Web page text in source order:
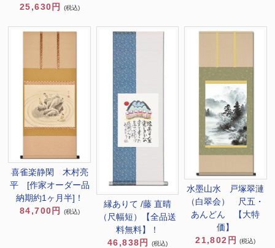
25,630円
(税込)
喜雀楽静閑 木村亮
平 [作家オーダー品
納期約1ヶ月半]！
84,700円
(税込)
縁ありて /藤 直晴
（尺幅短）【全品送
料無料】！
46,838円
(税込)
水墨山水 戸塚翠漣
（白翠会） 尺五・
あんどん 【大特
価】
21,802円
(税込)